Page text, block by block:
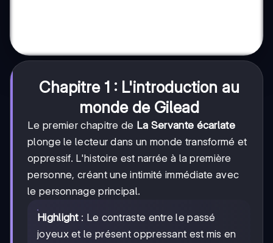
Chapitre 1 : L'introduction au
monde de Gilead
Le premier chapitre de La Servante écarlate
plonge le lecteur dans un monde transformé et
oppressif. L'histoire est narrée à la première
personne, créant une intimité immédiate avec
le personnage principal.
Highlight: Le contraste entre le passé
joyeux et le présent oppressant est mis en